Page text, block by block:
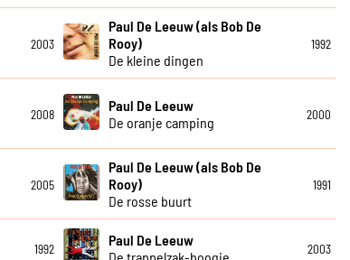
2003
Paul De Leeuw (als Bob De
Rooy)
De kleine dingen
1992
2008
Paul De Leeuw
De oranje camping
2000
2005
Paul De Leeuw (als Bob De
Rooy)
De rosse buurt
1991
1992
Paul De Leeuw
2003